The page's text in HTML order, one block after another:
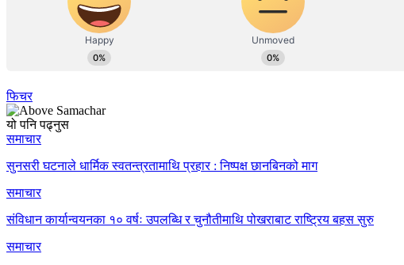
फिचर
यो पनि पढ्नुस
समाचार
सुनसरी घटनाले धार्मिक स्वतन्त्रतामाथि प्रहार : निष्पक्ष छानबिनको माग
समाचार
संविधान कार्यान्वयनका १० वर्षः उपलब्धि र चुनौतीमाथि पोखराबाट राष्ट्रिय बहस सुरु
समाचार